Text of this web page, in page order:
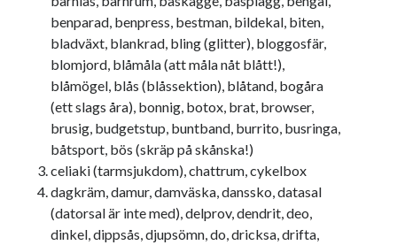
benparad, benpress, bestman, bildekal, biten,
bladväxt, blankrad, bling (glitter), bloggosfär,
blomjord, blåmåla (att måla nåt blått!),
blåmögel, blås (blåssektion), blåtand, bogåra
(ett slags åra), bonnig, botox, brat, browser,
brusig, budgetstup, buntband, burrito, busringa,
båtsport, bös (skräp på skånska!)
celiaki (tarmsjukdom), chattrum, cykelbox
dagkräm, damur, damväska, danssko, datasal
(datorsal är inte med), delprov, dendrit, deo,
dinkel, dippsås, djupsömn, do, dricksa, drifta,